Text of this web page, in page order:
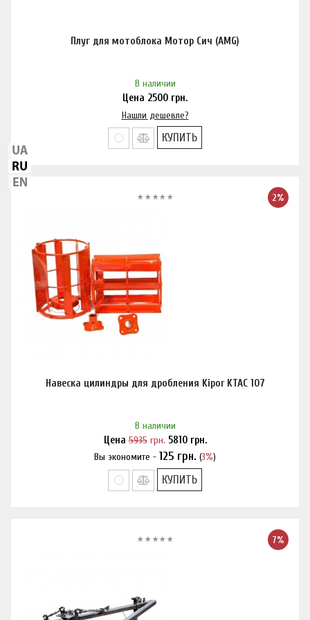
Плуг для мотоблока Мотор Сич (AMG)
В наличии
Цена 2500 грн.
Нашли дешевле?
КУПИТЬ
2%
Навеска цилиндры для дробления Kipor KTAC 107
В наличии
Цена5935грн. 5810грн.
Вы экономите - 125 грн. (3%)
Нашли дешевле?
КУПИТЬ
7%